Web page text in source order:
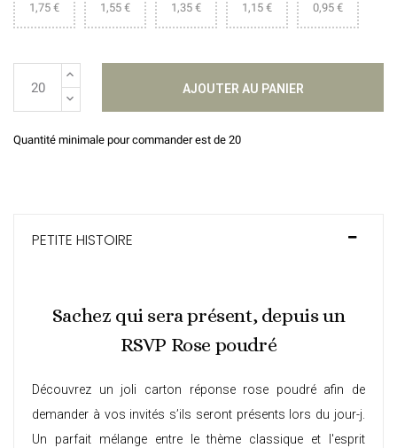
1,75 €
1,55 €
1,35 €
1,15 €
0,95 €
AJOUTER AU PANIER
Quantité minimale pour commander est de 20
PETITE HISTOIRE
Sachez qui sera présent, depuis un
RSVP Rose poudré
Découvrez un joli carton réponse rose poudré afin de
demander à vos invités s’ils seront présents lors du jour-j.
Un parfait mélange entre le thème classique et l'esprit